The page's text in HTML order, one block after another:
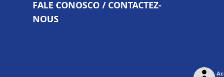
FALE CONOSCO / CONTACTEZ-
NOUS